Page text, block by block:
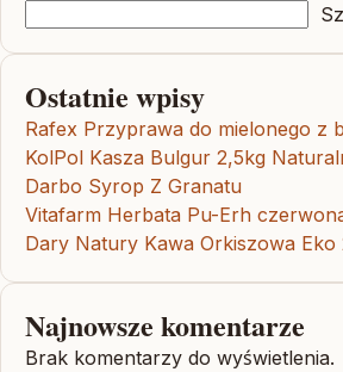
Ostatnie wpisy
Rafex Przyprawa do mielonego z
KolPol Kasza Bulgur 2,5kg
Darbo Syrop Z Granatu
Vitafarm Herbata Pu-Erh
Dary Natury Kawa Orkiszowa Eko
Najnowsze komentarze
Brak komentarzy do wyświetlenia.